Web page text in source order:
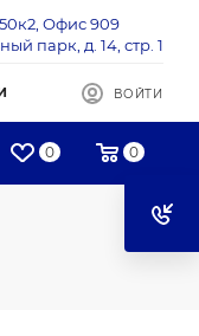
Офис 909
парк, д. 14, стр. 1
ВОЙТИ
0 0